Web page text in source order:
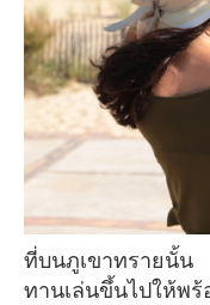
ที่บนภูเขาทรายนั้น เราขอเตือนว่าให้เตรียมอาหาร
ทานเล่นขึ้นไปให้พร้